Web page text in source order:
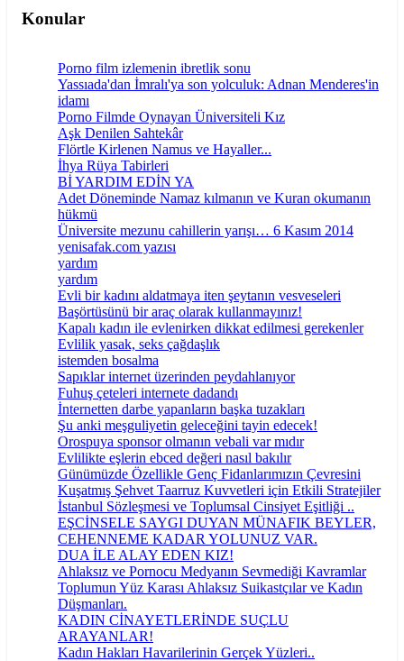
Konular
Porno film izlemenin ibretlik sonu
Yassıada'dan İmralı'ya son yolculuk: Adnan Menderes'in
idamı
Porno Filmde Oynayan Üniversiteli Kız
Aşk Denilen Sahtekâr
Flörtle Kirlenen Namus ve Hayaller...
İhya Rüya Tabirleri
Bİ YARDIM EDİN YA
Adet Döneminde Namaz kılmanın ve Kuran okumanın
hükmü
Üniversite mezunu cahillerin yarışı… 6 Kasım 2014
yenisafak.com yazısı
yardım
yardım
Evli bir kadını aldatmaya iten şeytanın vesveseleri
Başörtüsünü bir araç olarak kullanmayınız!
Kapalı kadın ile evlenirken dikkat edilmesi gerekenler
Evlilik yasak, seks çağdaşlık
istemden bosalma
Sapıklar internet üzerinden peydahlanıyor
Fuhuş çeteleri internete dadandı
İnternetten darbe yapanların başka tuzakları
Şu anki meşguliyetin geleceğini tayin edecek!
Orospuya sponsor olmanın vebali var mıdır
Evlilikte eşlerin ebced değeri nasıl bakılır
Günümüzde Özellikle Genç Fidanlarımızın Çevresini
Kuşatmış Şehvet Taarruz Kuvvetleri için Etkili Stratejiler
İstanbul Sözleşmesi ve Toplumsal Cinsiyet Eşitliği ..
EŞCİNSELE SAYGI DUYAN MÜNAFIK BEYLER,
CEHENNEME KADAR YOLUNUZ VAR.
DUA İLE ALAY EDEN KIZ!
Ahlaksız ve Pornocu Medyanın Sevmediği Kavramlar
Toplumun Yüz Karası Ahlaksız Suikastçılar ve Kadın
Düşmanları.
KADIN CİNAYETLERİNDE SUÇLU
ARAYANLAR!
Kadın Hakları Havarilerinin Gerçek Yüzleri..